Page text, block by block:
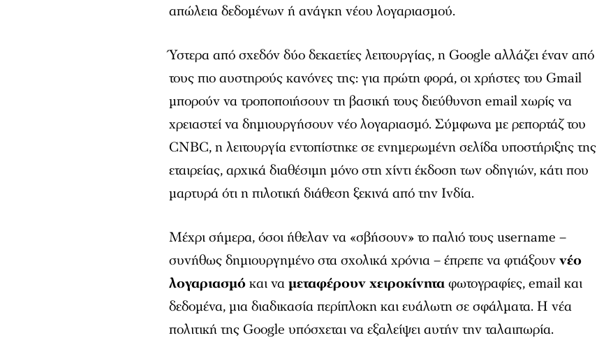
απώλεια δεδομένων ή ανάγκη νέου λογαριασμού.
Ύστερα από σχεδόν δύο δεκαετίες λειτουργίας, η Google αλλάζει έναν από
τους πιο αυστηρούς κανόνες της: για πρώτη φορά, οι χρήστες του Gmail
μπορούν να τροποποιήσουν τη βασική τους διεύθυνση email χωρίς να
χρειαστεί να δημιουργήσουν νέο λογαριασμό. Σύμφωνα με ρεπορτάζ του
CNBC, η λειτουργία εντοπίστηκε σε ενημερωμένη σελίδα υποστήριξης της
εταιρείας, αρχικά διαθέσιμη μόνο στη χίντι έκδοση των οδηγιών, κάτι που
μαρτυρά ότι η πιλοτική διάθεση ξεκινά από την Ινδία.
Μέχρι σήμερα, όσοι ήθελαν να «σβήσουν» το παλιό τους username –
συνήθως δημιουργημένο στα σχολικά χρόνια – έπρεπε να φτιάξουννέο
λογαριασμόκαι ναμεταφέρουν χειροκίνηταφωτογραφίες, email και
δεδομένα, μια διαδικασία περίπλοκη και ευάλωτη σε σφάλματα. Η νέα
πολιτική της Google υπόσχεται να εξαλείψει αυτήν την ταλαιπωρία.